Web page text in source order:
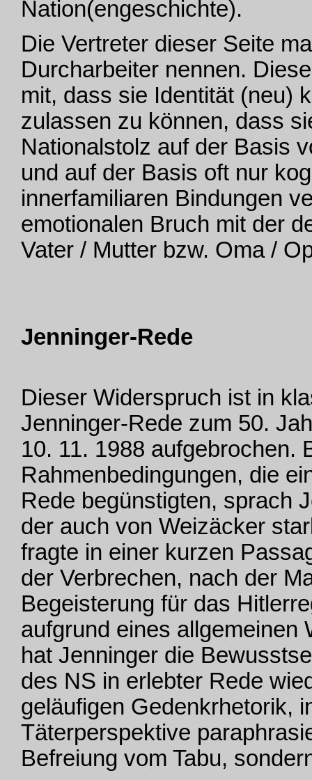
Nation(engeschichte).
Die Vertreter dieser Seite
Durcharbeiter nennen.
mit, dass sie Identität (neu)
zulassen zu können, dass
Nationalstolz auf der Basis
und auf der Basis oft nur
innerfamiliaren Bindungen
emotionalen Bruch mit der
Vater / Mutter bzw. Oma /
Jenninger-Rede
Dieser Widerspruch ist in
Jenninger-Rede zum 50.
10. 11. 1988 aufgebrochen.
Rahmenbedingungen, die
Rede begünstigten, sprach
der auch von Weizäcker
fragte in einer kurzen
der Verbrechen, nach der
Begeisterung für das
aufgrund eines allgemeinen
hat Jenninger die
des NS in erlebter Rede
geläufigen Gedenkrhetorik,
Täterperspektive
Befreiung vom Tabu,